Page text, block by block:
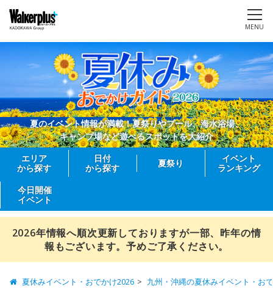
MENU
夏のイベント情報が満載！夏祭りやプール、海水浴場、
キャンプ場など遊べるスポットを大紹介
エリア
から探す
日付
から探す
夏祭り
イベント
ランキング
今日開催
イベント
2026年情報へ順次更新しておりますが一部、昨年の情
報もございます。予めご了承ください。
夏休みイベント・おでかけ2026 九州・沖縄の夏休みイベント・お